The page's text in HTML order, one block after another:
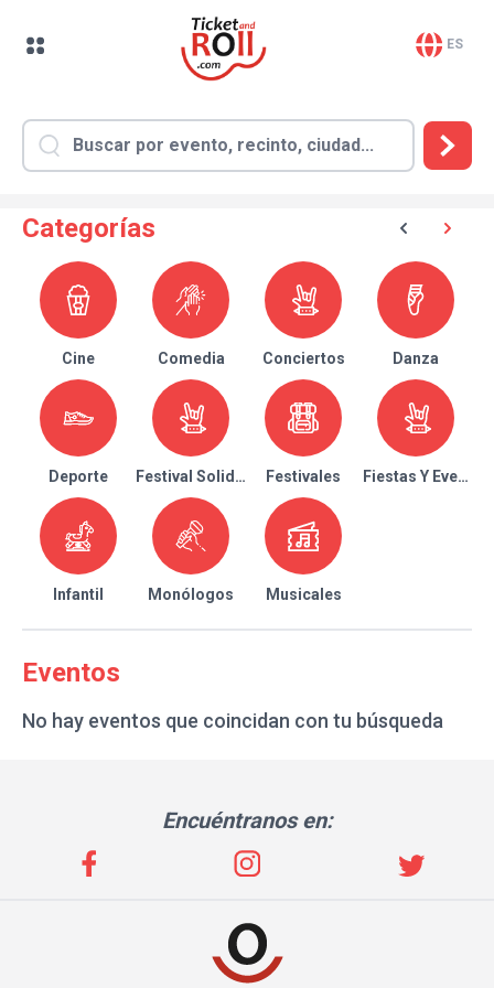
ES
Categorías
Cine Comedia Conciertos Danza
Deporte Festival Solidario Festivales Fiestas Y Eventos
Infantil Monólogos Musicales
Eventos
No hay eventos que coincidan con tu búsqueda
Encuéntranos en: